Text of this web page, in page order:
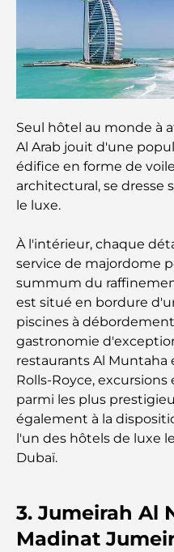
Meilleurs quartiers
découvrez les
Hôtels 5 étoiles à
Que faire dans le
guide ultime
Les meilleurs iftars à
Cafés à Business
de la convivialité
Restaurants étoilés
gastronomique
Découverte des
Estates : un guide
Dubai Horse
Global Competition
Cafés à Palm
et lieux de vie de l’île
Seul hôtel au monde à
Al Arab jouit d'une
édifice en forme de
architectural, se dresse
le luxe.
À l'intérieur, chaque
service de majordome
summum du
est situé en bordure
piscines à
gastronomie
restaurants Al Muntaha
Rolls-Royce,
parmi les plus
également à la
l'un des hôtels de luxe
Dubaï.
3. Jumeirah Al
Madinat